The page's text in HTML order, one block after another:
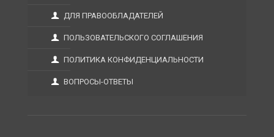
ДЛЯ ПРАВООБЛАДАТЕЛЕЙ
ПОЛЬЗОВАТЕЛЬСКОГО СОГЛАШЕНИЯ
ПОЛИТИКА КОНФИДЕНЦИАЛЬНОСТИ
ВОПРОСЫ-ОТВЕТЫ